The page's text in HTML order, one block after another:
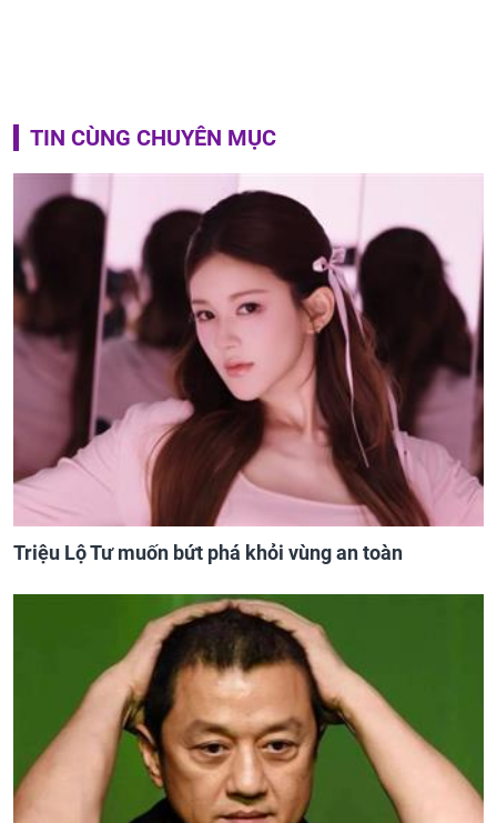
TIN CÙNG CHUYÊN MỤC
Triệu Lộ Tư muốn bứt phá khỏi vùng an toàn